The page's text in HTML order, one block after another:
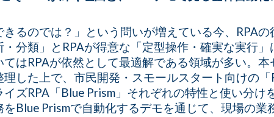
きるのでは？」という問いが増えている今、RPA
・分類」とRPAが得意な「定型操作・確実な実行
てはRPAが依然として最適解である領域が多い。
理した上で、市民開発・スモールスタート向けの
イズRPA「Blue Prism」それぞれの特性と使い分
Blue Prismで自動化するデモを通じて、現場の業